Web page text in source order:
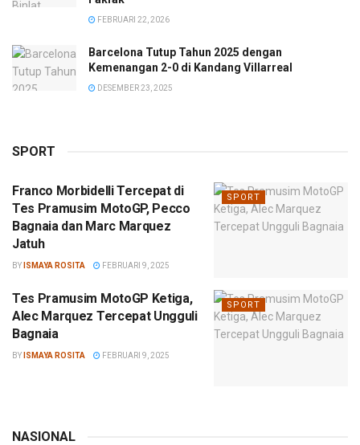
FEBRUARI 22, 2026
Barcelona Tutup Tahun 2025 dengan
Kemenangan 2-0 di Kandang Villarreal
DESEMBER 23, 2025
SPORT
SPORT
Franco Morbidelli Tercepat di
Tes Pramusim MotoGP, Pecco
Bagnaia dan Marc Marquez
Jatuh
BY ISMAYA ROSITA FEBRUARI 9, 2025
SPORT
Tes Pramusim MotoGP Ketiga,
Alec Marquez Tercepat Ungguli
Bagnaia
BY ISMAYA ROSITA FEBRUARI 9, 2025
NASIONAL